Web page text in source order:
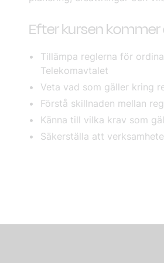
Efter kursen
Tillämpa reglerna för
Telekomavtalet
Veta vad som gäller kring
Förstå skillnaden mellan
Känna till vilka krav som
Säkerställa att